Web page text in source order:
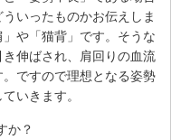
いったものかお伝えしま
や「猫背」です。そうな
伸ばされ、肩回りの血流
ですので理想となる姿勢
いきます。
か？